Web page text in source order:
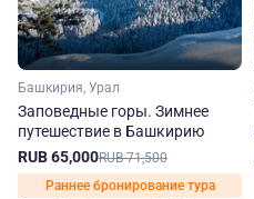
Башкирия, Урал
Заповедные горы. Зимнее
путешествие в Башкирию
RUB 65,000RUB 71,500
Раннее бронирование тура